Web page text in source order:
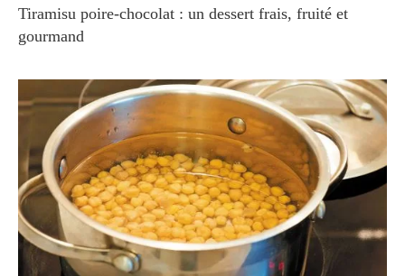
Tiramisu poire-chocolat : un dessert frais, fruité et
gourmand